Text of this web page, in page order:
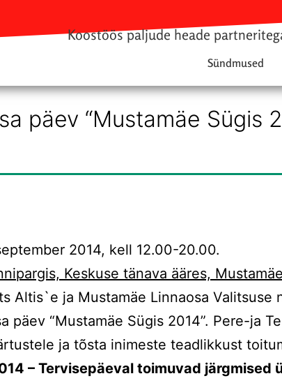
Koostöös paljude heade
Sündmused
päev “Mustamäe Sügis
2014, kell 12.00-20.00.
Keskuse tänava ääres,
Altis`e ja Mustamäe Linnaosa
päev “Mustamäe Sügis 2014”. Pere-ja
ja tõsta inimeste teadlikkust
– Tervisepäeval toimuvad järgmised